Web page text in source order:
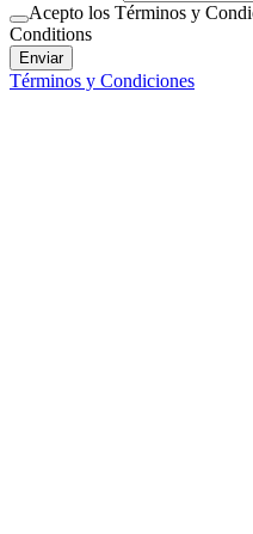
Acepto los Términos y
Conditions
Enviar
Términos y Condiciones